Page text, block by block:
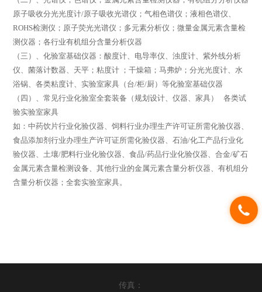
原子吸收分光光度计/原子吸收光谱仪；气相色谱仪；液相色谱仪、
ROHS检测仪；原子荧光光谱仪；多元素分析仪；微量金属元素含量检
测仪器；各行业有机组分含量分析仪器
（三）、化验室基础仪器：酸度计、电导率仪、浊度计、紫外线分析
仪、菌落计数器、天平；粘度计 ；干燥箱；马弗炉；分光光度计、水
浴锅、各类粘度计、实验室家具（台/柜/厨）等化验室基础仪器
（四）、常见行业化验室全套装备（规划设计、仪器、家具） 各类试
验实验室家具
如：中药饮片行业化验仪器、饲料行业办理生产许可证所需化验仪器、
食品添加剂行业办理生产许可证所需化验仪器、石油/化工产品行业化
验仪器、土壤/肥料行业化验仪器、食品/药品行业化验仪器、合金/矿石
金属元素含量检测设备、其他行业的金属元素含量分析仪器、有机组分
含量分析仪器；全套实验室家具。
传真：